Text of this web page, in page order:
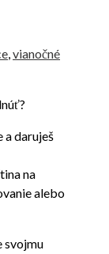
,vianočné
a daruješ
na
alebo
svojmu